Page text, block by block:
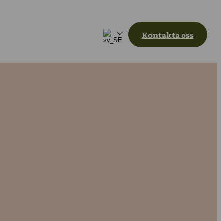
Kontakta oss